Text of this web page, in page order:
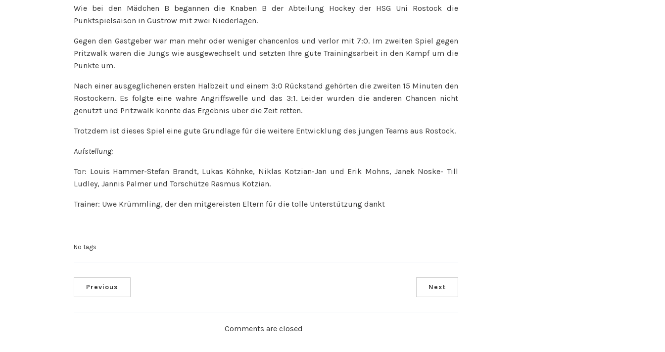
Wie bei den Mädchen B begannen die Knaben B der Abteilung Hockey der HSG Uni Rostock die
Punktspielsaison in Güstrow mit zwei Niederlagen.
Gegen den Gastgeber war man mehr oder weniger chancenlos und verlor mit 7:0. Im zweiten Spiel gegen
Pritzwalk waren die Jungs wie ausgewechselt und setzten Ihre gute Trainingsarbeit in den Kampf um die
Punkte um.
Nach einer ausgeglichenen ersten Halbzeit und einem 3:0 Rückstand gehörten die zweiten 15 Minuten den
Rostockern. Es folgte eine wahre Angriffswelle und das 3:1. Leider wurden die anderen Chancen nicht
genutzt und Pritzwalk konnte das Ergebnis über die Zeit retten.
Trotzdem ist dieses Spiel eine gute Grundlage für die weitere Entwicklung des jungen Teams aus Rostock.
Aufstellung:
Tor: Louis Hammer-Stefan Brandt, Lukas Köhnke, Niklas Kotzian-Jan und Erik Mohns, Janek Noske- Till
Ludley, Jannis Palmer und Torschütze Rasmus Kotzian.
Trainer: Uwe Krümmling, der den mitgereisten Eltern für die tolle Unterstützung dankt
No tags
Previous Next
Comments are closed